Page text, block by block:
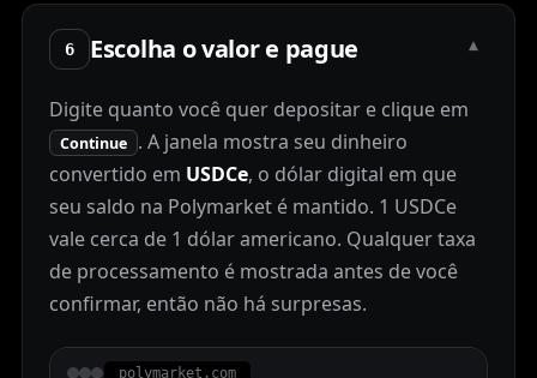
6 Escolha o valor e pague ▾
Digite quanto você quer depositar e clique em
Continue . A janela mostra seu dinheiro
convertido em USDCe, o dólar digital em que
seu saldo na Polymarket é mantido. 1 USDCe
vale cerca de 1 dólar americano. Qualquer taxa
de processamento é mostrada antes de você
confirmar, então não há surpresas.
polymarket.com